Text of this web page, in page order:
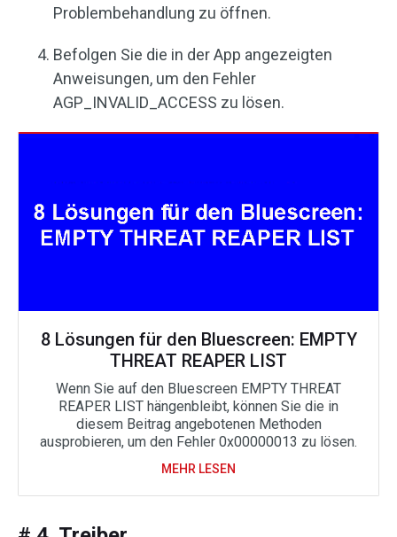
Problembehandlung zu öffnen.
Befolgen Sie die in der App angezeigten
Anweisungen, um den Fehler
AGP_INVALID_ACCESS zu lösen.
8 Lösungen für den Bluescreen: EMPTY
THREAT REAPER LIST
Wenn Sie auf den Bluescreen EMPTY THREAT
REAPER LIST hängenbleibt, können Sie die in
diesem Beitrag angebotenen Methoden
ausprobieren, um den Fehler 0x00000013 zu lösen.
MEHR LESEN